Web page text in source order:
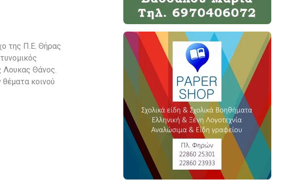
της Π.Ε. Θήρας
Λουκας Θάνος.
κοινού